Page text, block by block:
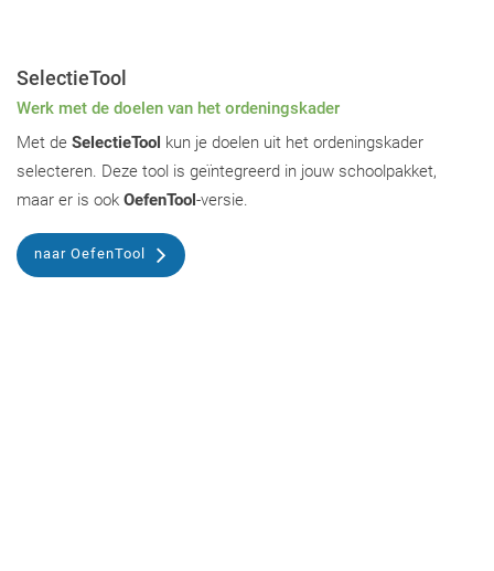
SelectieTool
Werk met de doelen van het ordeningskader
Met de SelectieTool kun je doelen uit het ordeningskader
selecteren. Deze tool is geïntegreerd in jouw schoolpakket,
maar er is ook OefenTool-versie.
naar OefenTool